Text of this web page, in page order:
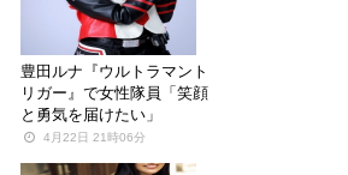
豊田ルナ『ウルトラマント
リガー』で女性隊員「笑顔
と勇気を届けたい」
4月22日 21時06分